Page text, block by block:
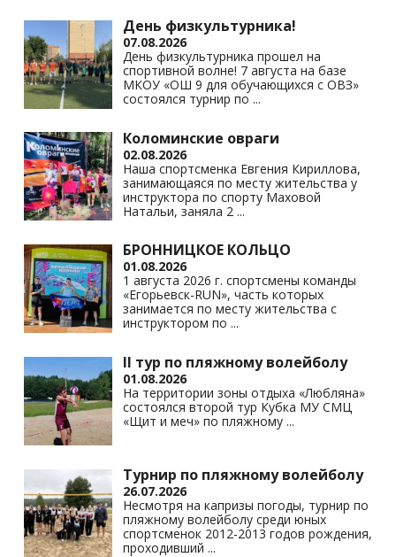
s
ni
ki
p k
День физкультурника!
07.08.2026
День физкультурника прошел на
спортивной волне! 7 августа на базе
МКОУ «ОШ 9 для обучающихся с ОВЗ»
состоялся турнир по ...
Коломинские овраги
02.08.2026
Наша спортсменка Евгения Кириллова,
занимающаяся по месту жительства у
инструктора по спорту Маховой
Натальи, заняла 2 ...
БРОННИЦКОЕ КОЛЬЦО
01.08.2026
1 августа 2026 г. спортсмены команды
«Егорьевск-RUN», часть которых
занимается по месту жительства с
инструктором по ...
II тур по пляжному волейболу
01.08.2026
На территории зоны отдыха «Любляна»
состоялся второй тур Кубка МУ СМЦ
«Щит и меч» по пляжному ...
Турнир по пляжному волейболу
26.07.2026
Несмотря на капризы погоды, турнир по
пляжному волейболу среди юных
спортсменок 2012-2013 годов рождения,
проходивший ...